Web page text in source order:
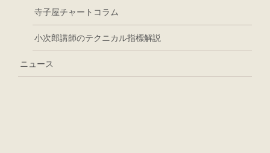
寺子屋チャートコラム
小次郎講師のテクニカル指標解説
ニュース